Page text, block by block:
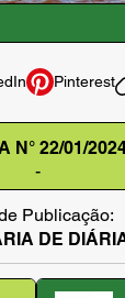
Pinterest
N° 22/01/
-
Publicação:
DE